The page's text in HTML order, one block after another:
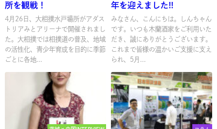
所を観戦！
4月26日、大相撲水戸場所がアダス
トリアみとアリーナで開催されまし
た。大相撲では相撲道の普及、地域
の活性化、青少年育成を目的に季節
ごとに各地...
年を迎えました!!
みなさん、こんにちは。しんちゃん
です。いつも木蘭酒家をご利用いた
だき、誠にありがとうございます。
これまで皆様の温かいご支援に支え
られ、5月...